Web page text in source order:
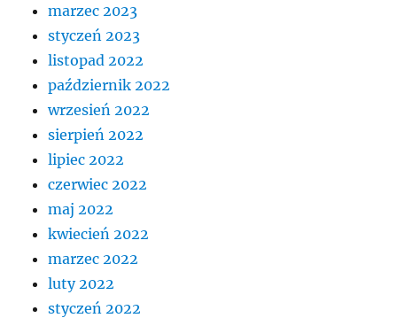
marzec 2023
styczeń 2023
listopad 2022
październik 2022
wrzesień 2022
sierpień 2022
lipiec 2022
czerwiec 2022
maj 2022
kwiecień 2022
marzec 2022
luty 2022
styczeń 2022